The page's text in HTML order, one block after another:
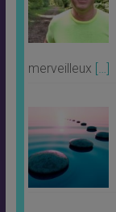
merveilleux […]